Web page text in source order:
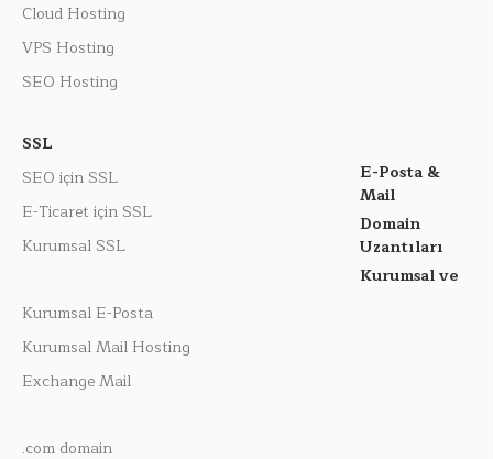
Cloud Hosting
VPS Hosting
SEO Hosting
SSL
SEO için SSL
E-Ticaret için SSL
Kurumsal SSL
E-Posta &
Mail
Kurumsal E-Posta
Kurumsal Mail Hosting
Exchange Mail
Domain
Uzantıları
.com domain
Kurumsal ve